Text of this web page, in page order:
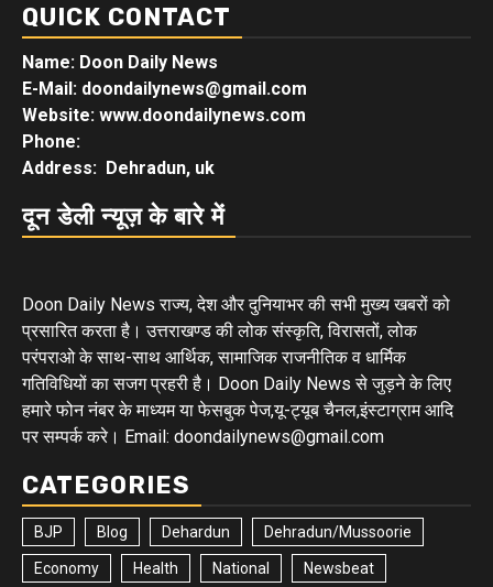
QUICK CONTACT
Name: Doon Daily News
E-Mail: doondailynews@gmail.com
Website: www.doondailynews.com
Phone:
Address: Dehradun, uk
दून डेली न्यूज़ के बारे में
Doon Daily News राज्य, देश और दुनियाभर की सभी मुख्य खबरों को
प्रसारित करता है। उत्तराखण्ड की लोक संस्कृति, विरासतों, लोक
परंपराओ के साथ-साथ आर्थिक, सामाजिक राजनीतिक व धार्मिक
गतिविधियों का सजग प्रहरी है। Doon Daily News से जुड़ने के लिए
हमारे फोन नंबर के माध्यम या फेसबुक पेज,यू-ट्यूब चैनल,इंस्टाग्राम आदि
पर सम्पर्क करे। Email: doondailynews@gmail.com
CATEGORIES
BJP Blog Dehardun Dehradun/Mussoorie
Economy Health National Newsbeat